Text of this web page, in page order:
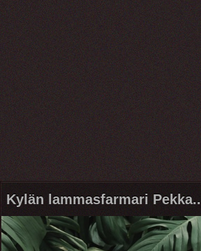
Kylän lammasfarmari Pekka..